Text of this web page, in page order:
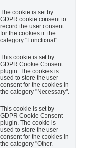
The cookie is set by
GDPR cookie consent to
record the user consent
for the cookies in the
category "Functional".
This cookie is set by
GDPR Cookie Consent
plugin. The cookies is
used to store the user
consent for the cookies in
the category "Necessary".
This cookie is set by
GDPR Cookie Consent
plugin. The cookie is
used to store the user
consent for the cookies in
the category "Other.